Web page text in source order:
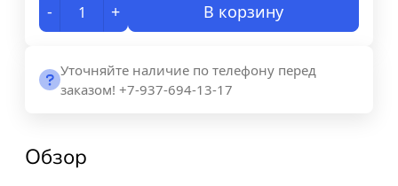
- + В корзину
Уточняйте наличие по телефону перед
заказом! +7-937-694-13-17
Обзор